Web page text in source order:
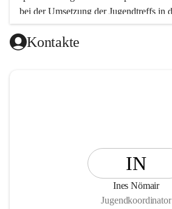
bei der Umsetzung der Jugendtreffs in
hinaus wurden und werden Projekte
den Bereichen Jugendkultur,
Kontakte
IN
Ines Nömair
Jugendkoordinator